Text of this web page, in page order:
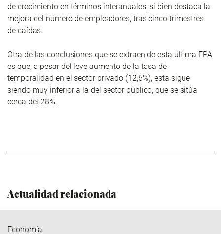
de crecimiento en términos interanuales, si bien destaca la
mejora del número de empleadores, tras cinco trimestres
de caídas.
Otra de las conclusiones que se extraen de esta última EPA
es que, a pesar del leve aumento de la tasa de
temporalidad en el sector privado (12,6%), esta sigue
siendo muy inferior a la del sector público, que se sitúa
cerca del 28%.
Actualidad relacionada
Economía